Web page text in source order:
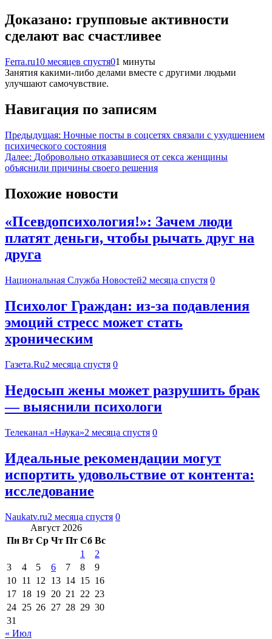
Доказано: групповые активности
сделают вас счастливее
Ferra.ru10 месяцев спустя01 минуты
Занятия какими-либо делами вместе с другими людьми
улучшают самочувствие.
Навигация по записям
Предыдущая: Ночные посты в соцсетях связали с ухудшением
психического состояния
Далее: Добровольно отказавшиеся от секса женщины
объяснили причины своего решения
Похожие новости
«Псевдопсихология!»: Зачем люди
платят деньги, чтобы рычать друг на
друга
Национальная Служба Новостей2 месяца спустя 0
Психолог Граждан: из-за подавления
эмоций стресс может стать
хроническим
Газета.Ru2 месяца спустя 0
Недосып жены может разрушить брак
— выяснили психологи
Телеканал «Наука»2 месяца спустя 0
Идеальные рекомендации могут
испортить удовольствие от контента:
исследование
Naukatv.ru2 месяца спустя 0
Август 2026
Пн Вт Ср Чт Пт Сб Вс
1
2
3
4 5 6 7 8
9
10 11 12 13 14 15 16
17 18 19 20 21 22 23
24 25 26 27 28 29 30
31
« Июл